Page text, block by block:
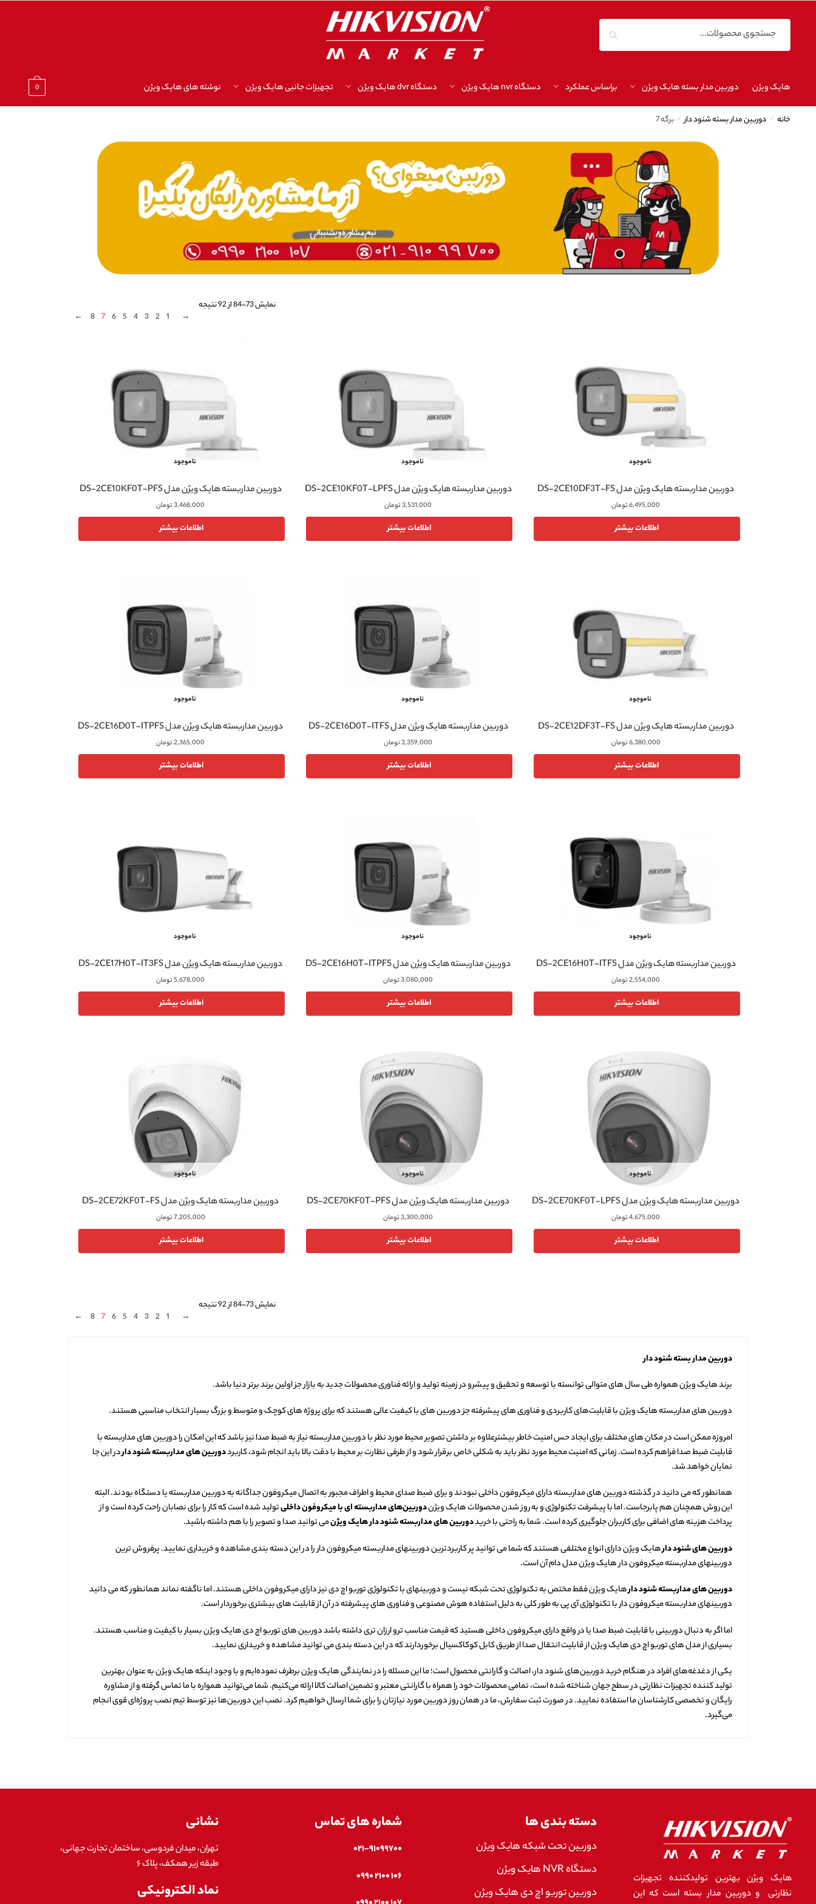
هایک ویژن دوربین مدار بسته هایک ویژن براساس عملکرد دستگاه nvr هایک ویژن دستگاه dvr هایک ویژن تجهیزات جانبی هایک ویژن نوشته های هایک ویژن 0
خانه / دوربین مدار بسته شنود دار / برگه 7
نمایش 73–84 از 92 نتیجه
→
1
2
3
4
5
6
7
8
←
ناموجود
دوربین مداربسته هایک ویژن مدل DS-2CE10DF3T-FS
6,495,000تومان
اطلاعات بیشتر
ناموجود
دوربین مداربسته هایک ویژن مدل DS-2CE10KF0T-LPFS
3,531,000تومان
اطلاعات بیشتر
ناموجود
دوربین مداربسته هایک ویژن مدل DS-2CE10KF0T-PFS
3,468,000تومان
اطلاعات بیشتر
ناموجود
دوربین مداربسته هایک ویژن مدل DS-2CE12DF3T-FS
6,380,000تومان
اطلاعات بیشتر
ناموجود
دوربین مداربسته هایک ویژن مدل DS-2CE16D0T-ITFS
3,359,000تومان
اطلاعات بیشتر
ناموجود
دوربین مداربسته هایک ویژن مدل DS-2CE16D0T-ITPFS
2,365,000تومان
اطلاعات بیشتر
ناموجود
دوربین مداربسته هایک ویژن مدل DS-2CE16H0T-ITFS
2,554,000تومان
اطلاعات بیشتر
ناموجود
دوربین مداربسته هایک ویژن مدل DS-2CE16H0T-ITPFS
3,080,000تومان
اطلاعات بیشتر
ناموجود
دوربین مداربسته هایک ویژن مدل DS-2CE17H0T-IT3FS
5,678,000تومان
اطلاعات بیشتر
ناموجود
دوربین مداربسته هایک ویژن مدل DS-2CE70KF0T-LPFS
4,675,000تومان
اطلاعات بیشتر
ناموجود
دوربین مداربسته هایک ویژن مدل DS-2CE70KF0T-PFS
3,300,000تومان
اطلاعات بیشتر
ناموجود
دوربین مداربسته هایک ویژن مدل DS-2CE72KF0T-FS
7,205,000تومان
اطلاعات بیشتر
نمایش 73–84 از 92 نتیجه
→
1
2
3
4
5
6
7
8
←
دوربین مدار بسته شنود دار
برند هایک ویژن همواره طی سال های متوالی توانسته با توسعه و تحقیق و پیشرو در زمینه تولید و ارائه فناوری محصولات جدید به بازار جز اولین برند برتر دنیا باشد.
دوربین های مداربسته هایک ویژن با قابلیت‌های کاربردی و فناوری های پیشرفته جز دوربین های با کیفیت عالی هستند که برای پروژه های کوچک و متوسط و بزرگ بسیار انتخاب مناسبی هستند.
امروزه ممکن است در مکان های مختلف برای ایجاد حس امنیت خاطر بیشترعلاوه بر داشتن تصویر محیط مورد نظر با دوربین مداربسته نیاز به ضبط صدا نیز باشد که این امکان را دوربین های مداربسته با
قابلیت ضبط صدا فراهم کرده است. زمانی که امنیت محیط مورد نظر باید به شکلی خاص برقرار شود و از طرفی نظارت بر محیط با دقت بالا باید انجام شود، کاربرددوربین های مداربسته شنود داردر این جا
نمایان خواهد شد.
همانطور که می دانید در گذشته دوربین های مداربسته دارای میکروفون داخلی نبودند و برای ضبط صدای محیط و اطراف مجبور به اتصال میکروفون جداگانه به دوربین مداربسته یا دستگاه بودند. البته
این روش همچنان هم پابرجاست. اما با پیشرفت تکنولوژی و به روز شدن محصولات هایک ویژندوربین‌های مداربسته ای با میکروفون داخلیتولید شده است که کار را برای نصابان راحت کرده است و از
پرداخت هزینه های اضافی برای کاربران جلوگیری کرده است. شما به راحتی با خریددوربین های مداربسته شنود دار هایک ویژنمی توانید صدا و تصویر را با هم داشته باشید.
دوربین های شنود دارهایک ویژن دارای انواع مختلفی هستند که شما می توانید پر کاربردترین دوربینهای مداربسته میکروفون دار را در این دسته بندی مشاهده و خریداری نمایید. پرفروش ترین
دوربینهای مداربسته میکروفون دار هایک ویژن مدل دام آن است.
دوربین های مداربسته شنود دارهایک ویژن فقط مختص به تکنولوژی تحت شبکه نیست و دوربینهای با تکنولوژی توربو اچ دی نیز دارای میکروفون داخلی هستند. اما ناگفته نماند همانطور که می دانید
دوربینهای مداربسته میکروفون دار با تکنولوژی آی پی به طور کلی به دلیل استفاده هوش مصنوعی و فناوری های پیشرفته در آن از قابلیت های بیشتری برخوردار است.
اما اگر به دنبال دوربینی با قابلیت ضبط صدا یا در واقع دارای میکروفون داخلی هستید که قیمت مناسب ترو ارزان تری داشته باشد دوربین های توربو اچ دی هایک ویژن بسیار با کیفیت و مناسب هستند.
بسیاری از مدل های توربو اچ دی هایک ویژن از قابلیت انتقال صدا از طریق کابل کوکاکسیال برخوردارند که در این دسته بندی می توانید مشاهده و خریداری نمایید.
یکی از دغدغه‌های افراد در هنگام خرید دوربین‌های شنود دار، اصالت و گارانتی محصول است؛ ما این مسئله را در نمایندگی هایک ویژن برطرف نموده‌ایم و با وجود اینکه هایک ویژن به عنوان بهترین
تولید کننده تجهیزات نظارتی در سطح جهان شناخته شده است، تمامی محصولات خود را همراه با گارانتی معتبر و تضمین اصالت کالا ارائه می‌کنیم. شما می‌توانید همواره با ما تماس گرفته و از مشاوره
رایگان و تخصصی کارشناسان ما استفاده نمایید. در صورت ثبت سفارش، ما در همان روز دوربین مورد نیازتان را برای شما ارسال خواهیم کرد. نصب این دوربین‌ها نیز توسط تیم نصب پروژه‌ای قوی انجام
می‌گیرد.
هایک ویژن بهترین تولیدکننده تجهیزات
نظارتی و دوربین مدار بسته است که این
دسته بندی ها
دوربین تحت شبکه هایک ویژن
دستگاه NVR هایک ویژن
دوربین توربو اچ دی هایک ویژن
شماره های تماس
۰۲۱-۹۱۰۹۹۷۰۰
۱۰۶ ۲۱۰۰ ۰۹۹۰
نشانی
تهران، میدان فردوسی، ساختمان تجارت جهانی،
طبقه زیر همکف، پلاک ۶
نماد الکترونیکی